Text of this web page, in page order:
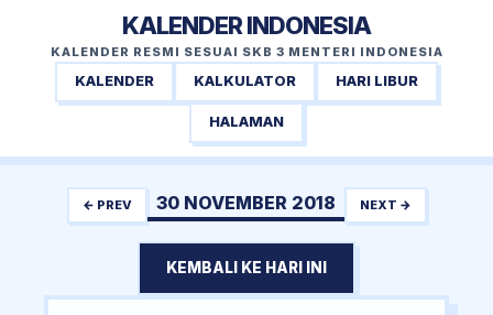
KALENDER INDONESIA
KALENDER RESMI SESUAI SKB 3 MENTERI INDONESIA
KALENDER KALKULATOR HARI LIBUR
HALAMAN
← PREV 30 NOVEMBER 2018 NEXT →
KEMBALI KE HARI INI